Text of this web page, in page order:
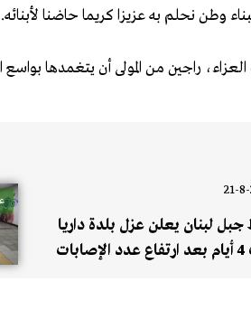
وطن نحلم به عزيزا كريما حاضنا لأبنائه.
راجين من المولى أن يتغمدها
21-
لبنان يعلن عزل بلدة داريا
الشوف 4 أيام بعد ارتفاع عدد الإصابات